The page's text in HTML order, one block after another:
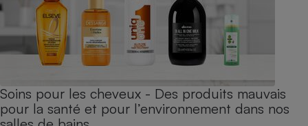
Soins pour les cheveux - Des produits mauvais
pour la santé et pour l’environnement dans nos